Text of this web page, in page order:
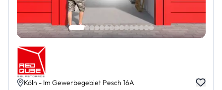
Köln - Im Gewerbegebiet Pesch 16A